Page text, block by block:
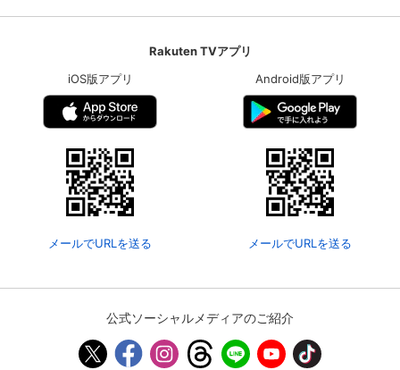
Rakuten TVアプリ
iOS版アプリ
メールでURLを送る
Android版アプリ
メールでURLを送る
公式ソーシャルメディアのご紹介